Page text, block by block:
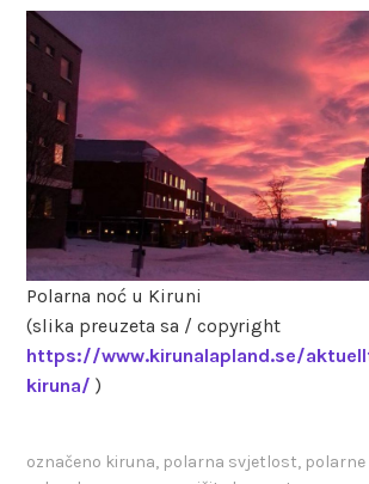
Polarna noć u Kiruni
(slika preuzeta sa / copyright
https://www.kirunalapland.se/
kiruna/ )
označeno kiruna, polarna svjetlost, polarne